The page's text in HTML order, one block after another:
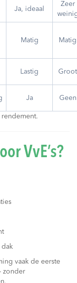
Ja, ideaal
Zeer
Matig Matig
Lastig Groot
Ja Geen
VvE’s?
vaak de eerste
zonder